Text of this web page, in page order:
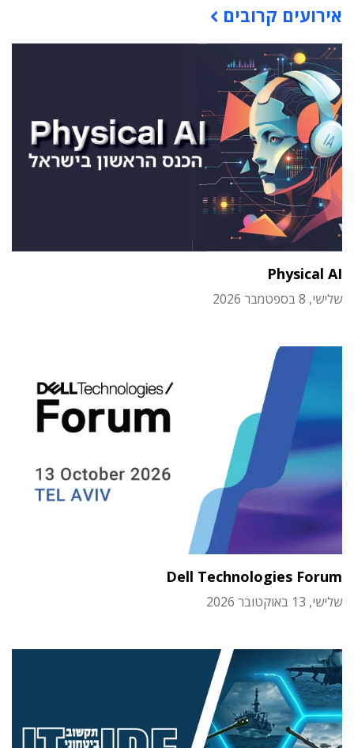
אירועים קרובים
Physical AI
שלישי, 8 בספטמבר 2026
Dell Technologies Forum
שלישי, 13 באוקטובר 2026